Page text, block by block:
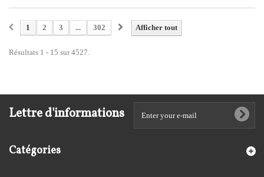
Afficher tout
1 2 3 ... 302
Résultats 1 - 15 sur 4527.
Lettre d'informations
Catégories